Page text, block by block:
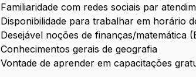
Familiaridade com redes sociais par
Disponibilidade para trabalhar em horário
Desejável noções de finanças/matemática
Conhecimentos gerais de geografia
Vontade de aprender em capacitações